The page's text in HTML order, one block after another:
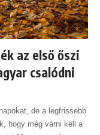
az első őszi
csalódni
de a legfrissebb
hogy még várni kell a